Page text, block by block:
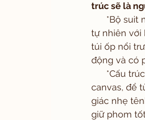
trúc sẽ là
tự nhiên với
túi ốp nổi
động và có
canvas, để
giác nhẹ
giữ phom